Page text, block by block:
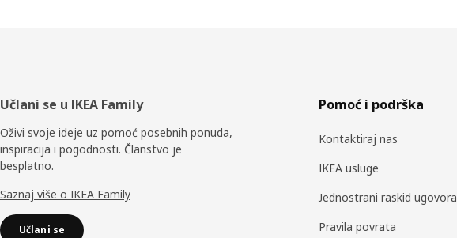
Podnožje
Učlani se u IKEA Family
Oživi svoje ideje uz pomoć posebnih ponuda,
inspiracija i pogodnosti. Članstvo je
besplatno.
Saznaj više o IKEA Family
Učlani se
Pomoć i podrška
Kontaktiraj nas
IKEA usluge
Jednostrani raskid ugovora
Pravila povrata